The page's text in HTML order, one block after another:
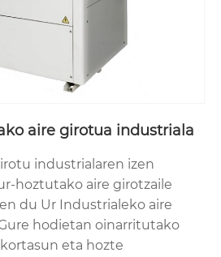
aire girotua industriala
industrialaren izen
hoztutako aire girotzaile
du Ur Industrialeko aire
hodietan oinarritutako
eta hozte